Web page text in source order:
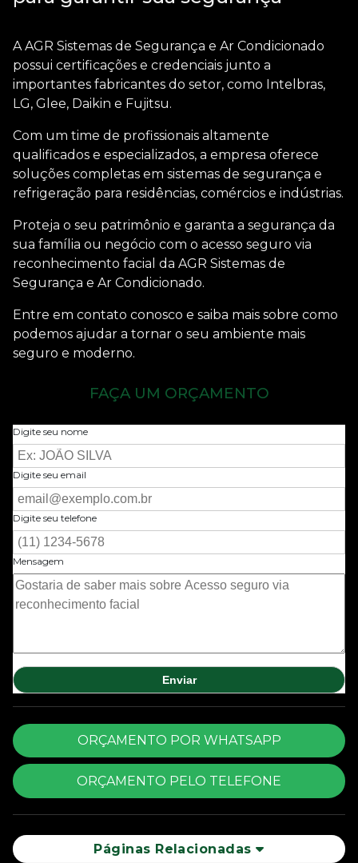
A AGR Sistemas de Segurança e Ar Condicionado
possui certificações e credenciais junto a
importantes fabricantes do setor, como Intelbras,
LG, Glee, Daikin e Fujitsu.
Com um time de profissionais altamente
qualificados e especializados, a empresa oferece
soluções completas em sistemas de segurança e
refrigeração para residências, comércios e indústrias.
Proteja o seu patrimônio e garanta a segurança da
sua família ou negócio com o acesso seguro via
reconhecimento facial da AGR Sistemas de
Segurança e Ar Condicionado.
Entre em contato conosco e saiba mais sobre como
podemos ajudar a tornar o seu ambiente mais
seguro e moderno.
FAÇA UM ORÇAMENTO
Digite seu nome
Digite seu email
Digite seu telefone
Mensagem
ORÇAMENTO POR WHATSAPP
ORÇAMENTO PELO TELEFONE
Páginas Relacionadas